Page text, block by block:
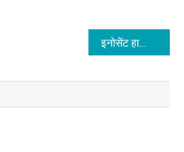
इनोसेंट हार्ट्स में धूमधाम से मनाया गया बाल-दिवस